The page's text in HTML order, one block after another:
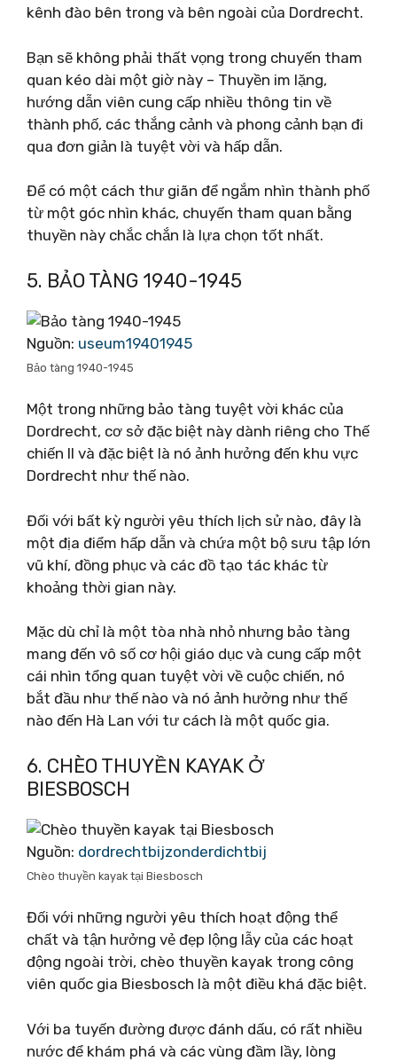
kênh đào bên trong và bên ngoài của Dordrecht.
Bạn sẽ không phải thất vọng trong chuyến tham
quan kéo dài một giờ này – Thuyền im lặng,
hướng dẫn viên cung cấp nhiều thông tin về
thành phố, các thắng cảnh và phong cảnh bạn đi
qua đơn giản là tuyệt vời và hấp dẫn.
Để có một cách thư giãn để ngắm nhìn thành phố
từ một góc nhìn khác, chuyến tham quan bằng
thuyền này chắc chắn là lựa chọn tốt nhất.
5. BẢO TÀNG 1940-1945
Nguồn: useum19401945
Bảo tàng 1940-1945
Một trong những bảo tàng tuyệt vời khác của
Dordrecht, cơ sở đặc biệt này dành riêng cho Thế
chiến II và đặc biệt là nó ảnh hưởng đến khu vực
Dordrecht như thế nào.
Đối với bất kỳ người yêu thích lịch sử nào, đây là
một địa điểm hấp dẫn và chứa một bộ sưu tập lớn
vũ khí, đồng phục và các đồ tạo tác khác từ
khoảng thời gian này.
Mặc dù chỉ là một tòa nhà nhỏ nhưng bảo tàng
mang đến vô số cơ hội giáo dục và cung cấp một
cái nhìn tổng quan tuyệt vời về cuộc chiến, nó
bắt đầu như thế nào và nó ảnh hưởng như thế
nào đến Hà Lan với tư cách là một quốc gia.
6. CHÈO THUYỀN KAYAK Ở
BIESBOSCH
Nguồn: dordrechtbijzonderdichtbij
Chèo thuyền kayak tại Biesbosch
Đối với những người yêu thích hoạt động thể
chất và tận hưởng vẻ đẹp lộng lẫy của các hoạt
động ngoài trời, chèo thuyền kayak trong công
viên quốc gia Biesbosch là một điều khá đặc biệt.
Với ba tuyến đường được đánh dấu, có rất nhiều
nước để khám phá và các vùng đầm lầy, lòng